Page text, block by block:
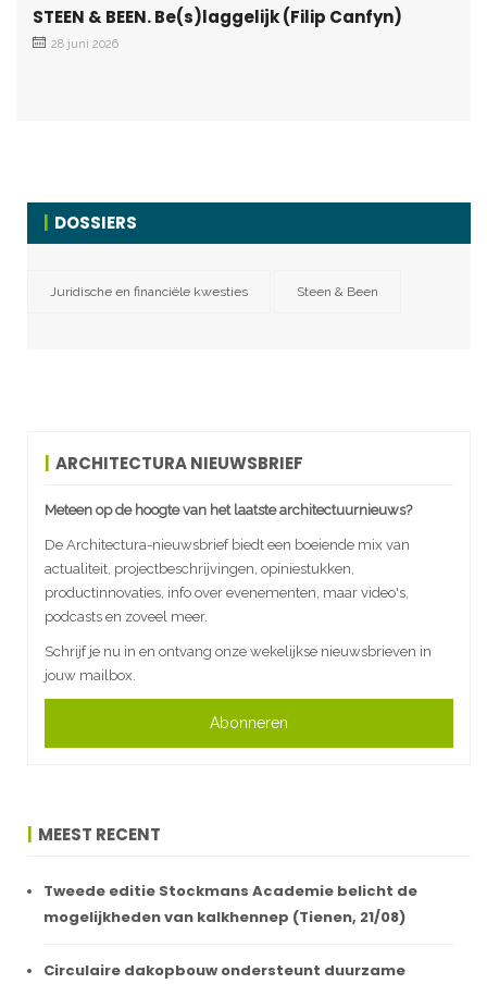
STEEN & BEEN. Be(s)laggelijk (Filip Canfyn)
28 juni 2026
DOSSIERS
Juridische en financiële kwesties Steen & Been
ARCHITECTURA NIEUWSBRIEF
Meteen op de hoogte van het laatste architectuurnieuws?
De Architectura-nieuwsbrief biedt een boeiende mix van
actualiteit, projectbeschrijvingen, opiniestukken,
productinnovaties, info over evenementen, maar video's,
podcasts en zoveel meer.
Schrijf je nu in en ontvang onze wekelijkse nieuwsbrieven in
jouw mailbox.
Abonneren
MEEST RECENT
Tweede editie Stockmans Academie belicht de
mogelijkheden van kalkhennep (Tienen, 21/08)
Circulaire dakopbouw ondersteunt duurzame